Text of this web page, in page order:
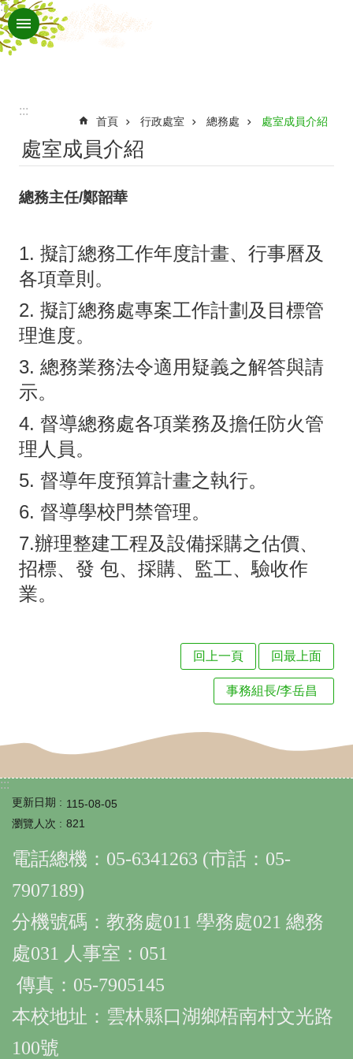
跳到主要內容區塊
進
認
光
政
處
室
班
級
相
校
務
程
計
區
園
成
果
回
首
頁
雲
林
縣
教
育
網
:::
:::
首頁 行政處室 總務處 處室成員介紹
處室成員介紹
總務主任/鄭韶華
1. 擬訂總務工作年度計畫、行事曆及
各項章則。
2. 擬訂總務處專案工作計劃及目標管
理進度。
3. 總務業務法令適用疑義之解答與請
示。
4. 督導總務處各項業務及擔任防火管
理人員。
5. 督導年度預算計畫之執行。
6. 督導學校門禁管理。
7.辦理整建工程及設備採購之估價、
招標、發 包、採購、監工、驗收作
業。
回上一頁 回最上面
事務組長/李岳昌
:::
更新日期
115-08-05
瀏覽人次
821
電話總機：05-6341263 (市話：05-
7907189)
分機號碼：教務處011 學務處021 總務
處031 人事室：051
傳真：05-7905145
本校地址：雲林縣口湖鄉梧南村文光路
100號